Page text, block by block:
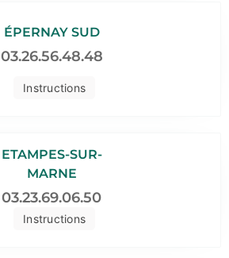
Instructions
ÉPERNAY SUD
03.26.56.48.48
Instructions
ETAMPES-SUR-
MARNE
03.23.69.06.50